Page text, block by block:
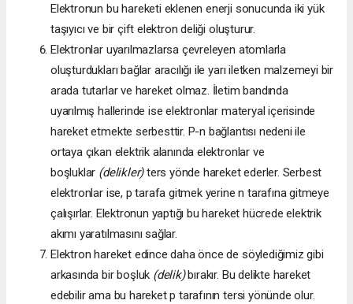
Elektronun bu hareketi eklenen enerji sonucunda iki yük
taşıyıcı ve bir çift elektron deliği oluşturur.
Elektronlar uyarılmazlarsa çevreleyen atomlarla
oluşturdukları bağlar aracılığı ile yarı iletken malzemeyi bir
arada tutarlar ve hareket olmaz. İletim bandında
uyarılmış hallerinde ise elektronlar materyal içerisinde
hareket etmekte serbesttir. P-n bağlantısı nedeni ile
ortaya çıkan elektrik alanında elektronlar ve
boşluklar (delikler)ters yönde hareket ederler. Serbest
elektronlar ise, p tarafa gitmek yerine n tarafına gitmeye
çalışırlar. Elektronun yaptığı bu hareket hücrede elektrik
akımı yaratılmasını sağlar.
Elektron hareket edince daha önce de söylediğimiz gibi
arkasında bir boşluk (delik)bırakır. Bu delikte hareket
edebilir ama bu hareket p tarafının tersi yönünde olur.